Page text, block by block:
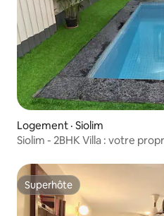
Logement · Siolim
Siolim - 2BHK Villa : votre
Superhôte
Superhôte